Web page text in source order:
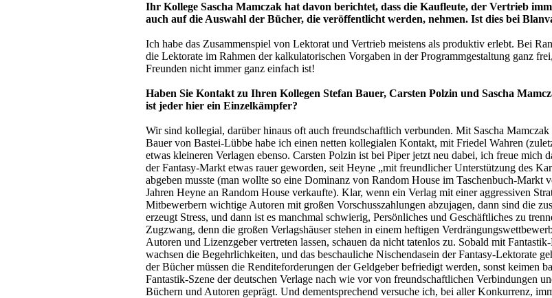
Ihr Kollege Sascha Mamczak hat davon berichtet, dass die Kaufleute, der Vertrieb
auch auf die Auswahl der Bücher, die veröffentlicht werden, nehmen. Ist dies bei
Ich habe das Zusammenspiel von Lektorat und Vertrieb meistens als produktiv erlebt. Bei
die Lektorate im Rahmen der kalkulatorischen Vorgaben in der Programmgestaltung ganz
Freunden nicht immer ganz einfach ist!
Haben Sie Kontakt zu Ihren Kollegen Stefan Bauer, Carsten Polzin und Sascha
ist jeder hier ein Einzelkämpfer?
Wir sind kollegial, darüber hinaus oft auch freundschaftlich verbunden. Mit Sascha
Bauer von Bastei-Lübbe habe ich einen netten kollegialen Kontakt, mit Friedel Wahren
etwas kleineren Verlagen ebenso. Carsten Polzin ist bei Piper jetzt neu dabei, ich freue mich
der Fantasy-Markt etwas rauer geworden, seit Heyne „mit freundlicher Unterstützung des
abgeben musste (man wollte so eine Dominanz von Random House im Taschenbuch-Markt
Jahren Heyne an Random House verkaufte). Klar, wenn ein Verlag mit einer aggressiven
Mitbewerbern wichtige Autoren mit großen Vorschusszahlungen abzujagen, dann sind die
erzeugt Stress, und dann ist es manchmal schwierig, Persönliches und Geschäftliches zu
Zugzwang, denn die großen Verlagshäuser stehen in einem heftigen
Autoren und Lizenzgeber vertreten lassen, schauen da nicht tatenlos zu. Sobald mit
wachsen die Begehrlichkeiten, und das beschauliche Nischendasein der Fantasy-Lektorate
der Bücher müssen die Renditeforderungen der Geldgeber befriedigt werden, sonst keimen
Fantastik-Szene der deutschen Verlage nach wie vor von freundschaftlichen Verbindungen
Büchern und Autoren geprägt. Und dementsprechend versuche ich, bei aller Konkurrenz,